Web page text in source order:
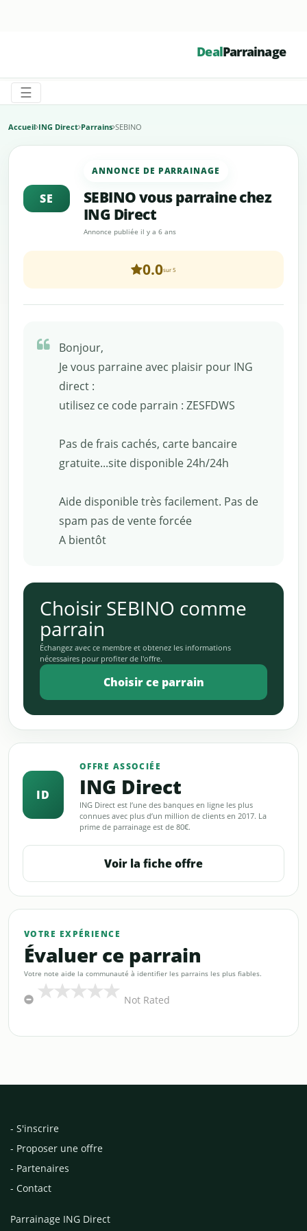
DealParrainage
☰
Accueil ING Direct Parrains SEBINO
SE
ANNONCE DE PARRAINAGE
SEBINO vous parraine chez
ING Direct
Annonce publiée il y a 6 ans
0.0sur 5
Bonjour,
Je vous parraine avec plaisir pour ING
direct :
utilisez ce code parrain : ZESFDWS
Pas de frais cachés, carte bancaire
gratuite...site disponible 24h/24h
Aide disponible très facilement. Pas de
spam pas de vente forcée
A bientôt
Choisir SEBINO comme
parrain
Échangez avec ce membre et obtenez les informations
nécessaires pour profiter de l'offre.
Choisir ce parrain
ID
OFFRE ASSOCIÉE
ING Direct
ING Direct est l’une des banques en ligne les plus
connues avec plus d’un million de clients en 2017. La
prime de parrainage est de 80€.
Voir la fiche offre
VOTRE EXPÉRIENCE
Évaluer ce parrain
Votre note aide la communauté à identifier les parrains les plus fiables.
Not Rated
- S'inscrire
- Proposer une offre
- Partenaires
- Contact
Parrainage ING Direct